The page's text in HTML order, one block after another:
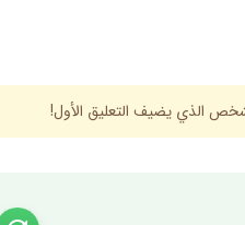
الذي يضيف التعليق الأول!